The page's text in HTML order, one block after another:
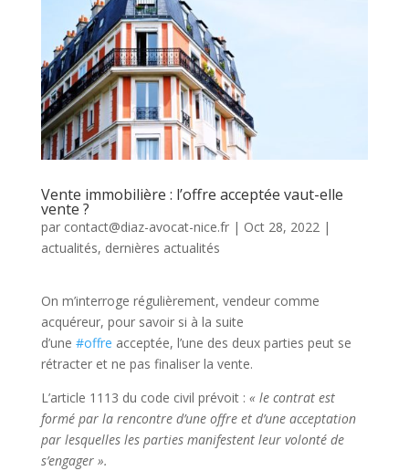
Vente immobilière : l’offre acceptée vaut-elle
vente ?
par contact@diaz-avocat-nice.fr| Oct 28, 2022 |
actualités, dernières actualités
On m’interroge régulièrement, vendeur comme
acquéreur, pour savoir si à la suite
d’une #offre acceptée, l’une des deux parties peut se
rétracter et ne pas finaliser la vente.
L’article 1113 du code civil prévoit : « le contrat est
formé par la rencontre d’une offre et d’une acceptation
par lesquelles les parties manifestent leur volonté de
s’engager ».